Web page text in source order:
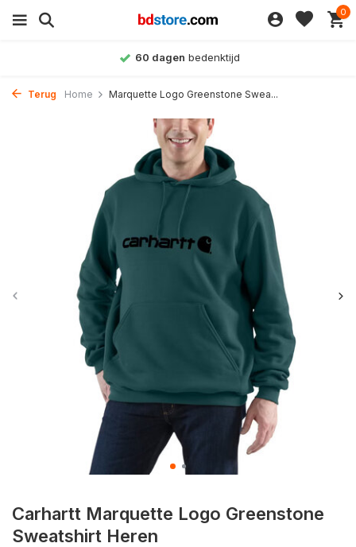
0
Achteraf betalenmogelijk
Terug Home Marquette Logo Greenstone Swea...
Carhartt Marquette Logo Greenstone
Sweatshirt Heren